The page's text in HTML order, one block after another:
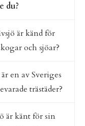
du?
är känd för
och sjöar?
en av Sveriges
trästäder?
är känt för sin